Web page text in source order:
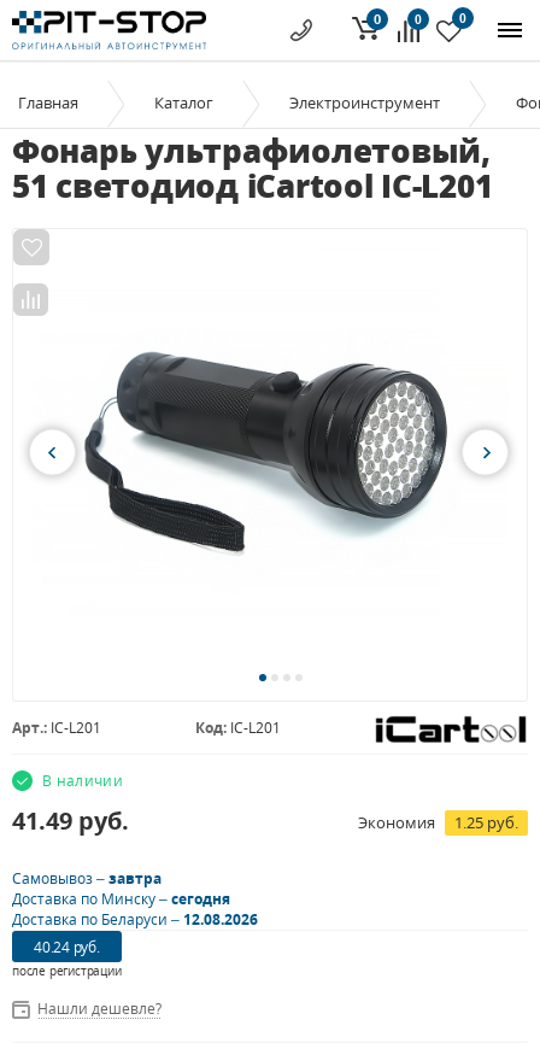
0 0
0
Главная Каталог Электроинструмент
Фонарь ультрафиолетовый,
51 светодиод iCartool IC-L201
Арт.: IC-L201 Код: IC-L201
В наличии
41.49 руб. Экономия 1.25 руб.
Самовывоз –завтра
Доставка по Минску –сегодня
Доставка по Беларуси –12.08.2026
40.24 руб.
после регистрации
Нашли дешевле?